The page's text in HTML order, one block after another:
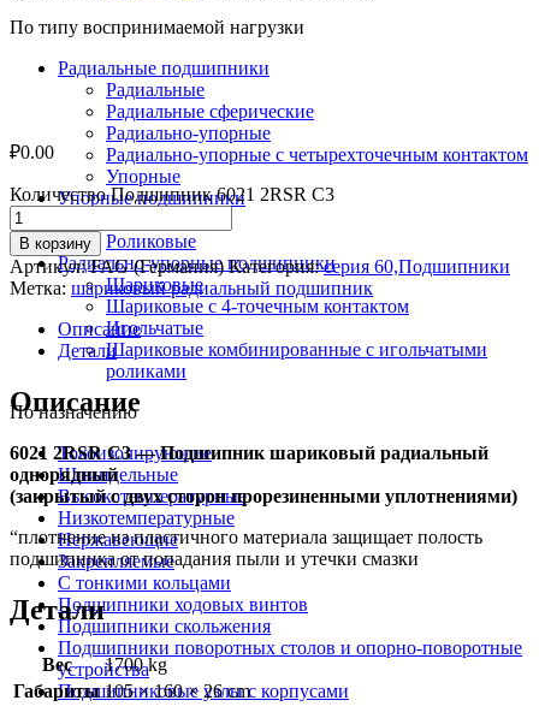
По типу воспринимаемой нагрузки
Радиальные подшипники
Радиальные
Радиальные сферические
Радиально-упорные
Радиально-упорные с четырехточечным контактом
Упорные
Упорные подшипники
Роликовые
Радиально-упорные подшипники
Шариковые
Шариковые с 4-точечным контактом
Игольчатые
Шариковые комбинированные с игольчатыми
роликами
По назначению
Токоизолирующие
Шпиндельные
Высокотемпературные
Низкотемпературные
Нержавеющие
Закрепляемые
С тонкими кольцами
Подшипники ходовых винтов
Подшипники скольжения
Подшипники поворотных столов и опорно-поворотные
устройства
Подшипниковые узлы с корпусами
₽0.00
Количество Подшипник 6021 2RSR C3
В корзину
Артикул:FAG (Германия) Категория:серия 60,Подшипники
Метка: шариковый радиальный подшипник
Описание
Детали
Описание
6021 2RSR C3 — Подшипник шариковый радиальный
однорядный
(закрытый с двух сторон прорезиненными уплотнениями)
“плотнение из пластичного материала защищает полость
подшипника от попадания пыли и утечки смазки
Детали
Вес
1700 kg
Габариты 105 × 160 × 26 cm